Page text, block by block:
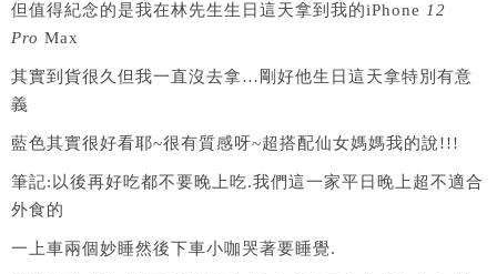
但值得紀念的是我在林先生生日這天拿到我的iPhone 12
Pro Max
其實到貨很久但我一直沒去拿…剛好他生日這天拿特別有意
義
藍色其實很好看耶~很有質感呀~超搭配仙女媽媽我的說!!!
筆記:以後再好吃都不要晚上吃.我們這一家平日晚上超不適合
外食的
一上車兩個妙睡然後下車小咖哭著要睡覺.